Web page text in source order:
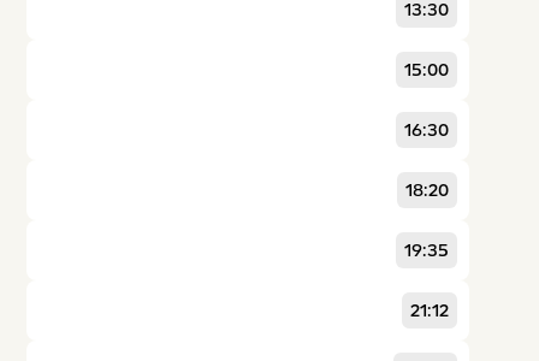
13:30
15:00
16:30
18:20
19:35
21:12